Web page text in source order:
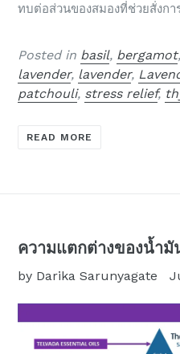
ทบต่อส่วนของสมองที่ช่วยสั่งกา
Posted in basil, bergamot,
lavender, lavender,
patchouli, stress relief,
READ MORE
ความแตกต่างของน้ำมั
by Darika Sarunyagate